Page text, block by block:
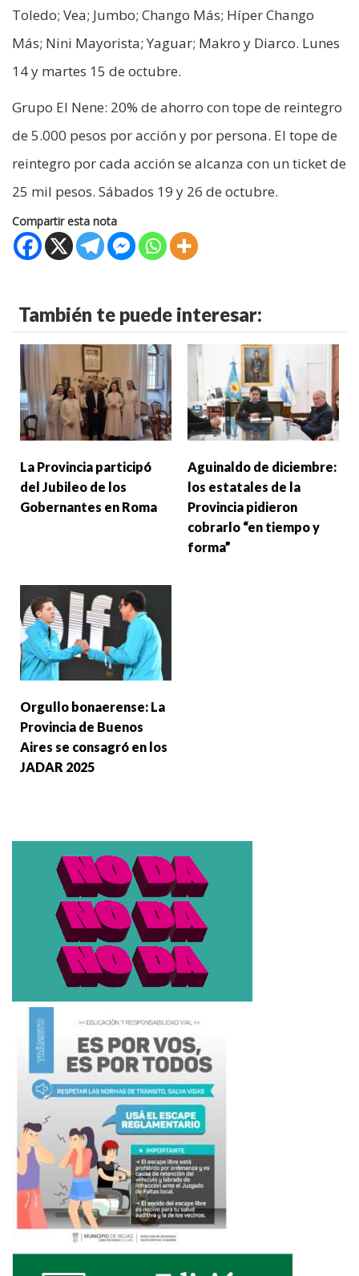
Toledo; Vea; Jumbo; Chango Más; Híper Chango
Más; Nini Mayorista; Yaguar; Makro y Diarco. Lunes
14 y martes 15 de octubre.
Grupo El Nene: 20% de ahorro con tope de reintegro
de 5.000 pesos por acción y por persona. El tope de
reintegro por cada acción se alcanza con un ticket de
25 mil pesos. Sábados 19 y 26 de octubre.
Compartir esta nota
También te puede interesar:
La Provincia participó
del Jubileo de los
Gobernantes en Roma
Aguinaldo de diciembre:
los estatales de la
Provincia pidieron
cobrarlo “en tiempo y
forma”
Orgullo bonaerense: La
Provincia de Buenos
Aires se consagró en los
JADAR 2025